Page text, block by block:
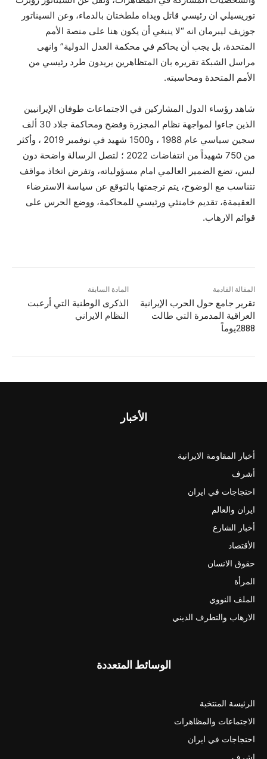
توريسيلي ان رئيسي قاتل ويداه ملطختان بالدماء، وعن السيناتور
جوزيف ليبرمان انه “لا ينبغي أن يكون هنا على منصة الأمم
المتحدة، بل يجب أن يحاكم في محكمة العدل الدولية” وانهى
مراسل الشبكة تقريره بان المتظاهرين يريدون طرد رئيسي من
الأمم المتحدة ومحاسبته.
شاهد رؤساء الدول المشاركين في الاجتماعات طوفان الإيرانيين
الذين جاءوا لمواجهة نظام المجزرة وفضح ومحاكمة جلاد 30 ألف
سجين سياسي عام 1988 ، و1500 شهيد في نوفمبر 2019 ، وأكثر
من 750 شهيداً من انتفاضات 2022 ؛ لتصل الرسالة واضحة دون
لبس، تضع الضمير العالمي امام مسؤولياته، وتفرض اتخاذ مواقف
تتناسب مع الوضوح، يتم ترجمتها بالتوقع عن سياسة الاسترضاء
العقيمةة، تقديم خامنئي ورئيسي للمحاكمة، ووضع الحرس على
قوائم الارهاب.
المادة السابقة
الذکرى الوطنية التي أرعبت
النظام الايراني
المقالة القادمة
تقریر جامع حول الحرب الإيرانية
العراقية المدمرة التي طالت
2888يوماً
الأخبار
أخبار المقاومة الايرانية
أشرف
احتجاجات في ايران
ايران والعالم
أخبار الشارع
الأقتصاد
حقوق الانسان
المرأة
الملف النووي
الارهاب والتطرف الديني
الوسائط المتعددة
الرئيسة المنتخبة
الاجتماعات والمظاهرات
احتجاجات في ايران